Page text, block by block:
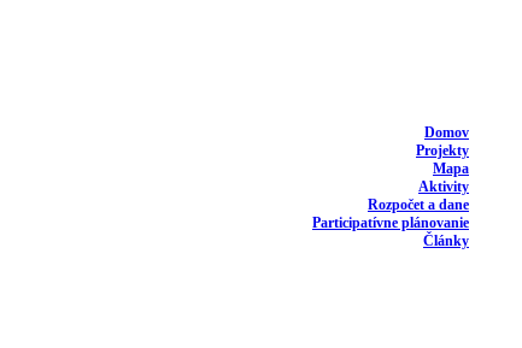
Domov
Projekty
Mapa
Aktivity
Rozpočet a dane
Participatívne plánovanie
Články